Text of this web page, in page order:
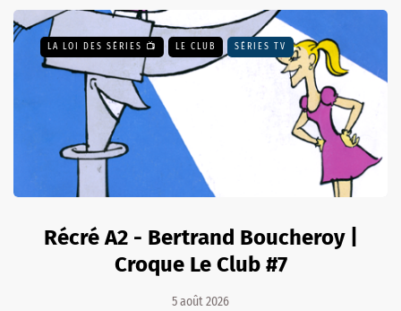
LA LOI DES SÉRIES 📺 LE CLUB SÉRIES TV
Récré A2 - Bertrand Boucheroy |
Croque Le Club #7
5 août 2026